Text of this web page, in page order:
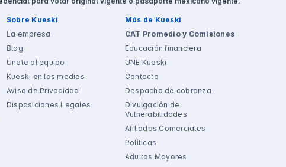
Sobre Kueski
La empresa
Blog
Únete al equipo
Kueski en los medios
Aviso de Privacidad
Disposiciones Legales
Más de Kueski
CAT Promedio y Comisiones
Educación financiera
UNE Kueski
Contacto
Despacho de cobranza
Divulgación de
Vulnerabilidades
Afiliados Comerciales
Políticas
Adultos Mayores